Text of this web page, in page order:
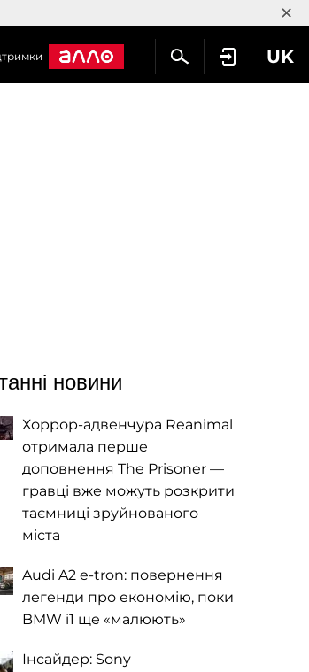
×
UK
новини
Хоррор-адвенчура Reanimal
отримала перше
доповнення The Prisoner —
гравці вже можуть розкрити
таємниці зруйнованого
міста
Audi A2 e-tron: повернення
легенди про економію, поки
BMW i1 ще «малюють»
Інсайдер: Sony